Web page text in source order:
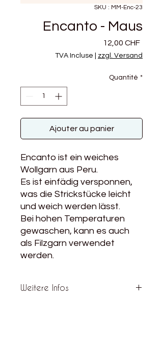
SKU : MM-Enc-23
Encanto - Maus
12,00 CHFPrix
TVA Incluse zzgl. Versand
Quantité *
Ajouter au panier
Encanto ist ein weiches
Wollgarn aus Peru.
Es ist einfädig versponnen,
was die Strickstücke leicht
und weich werden lässt.
Bei hohen Temperaturen
gewaschen, kann es auch
als Filzgarn verwendet
werden.
Weitere Infos